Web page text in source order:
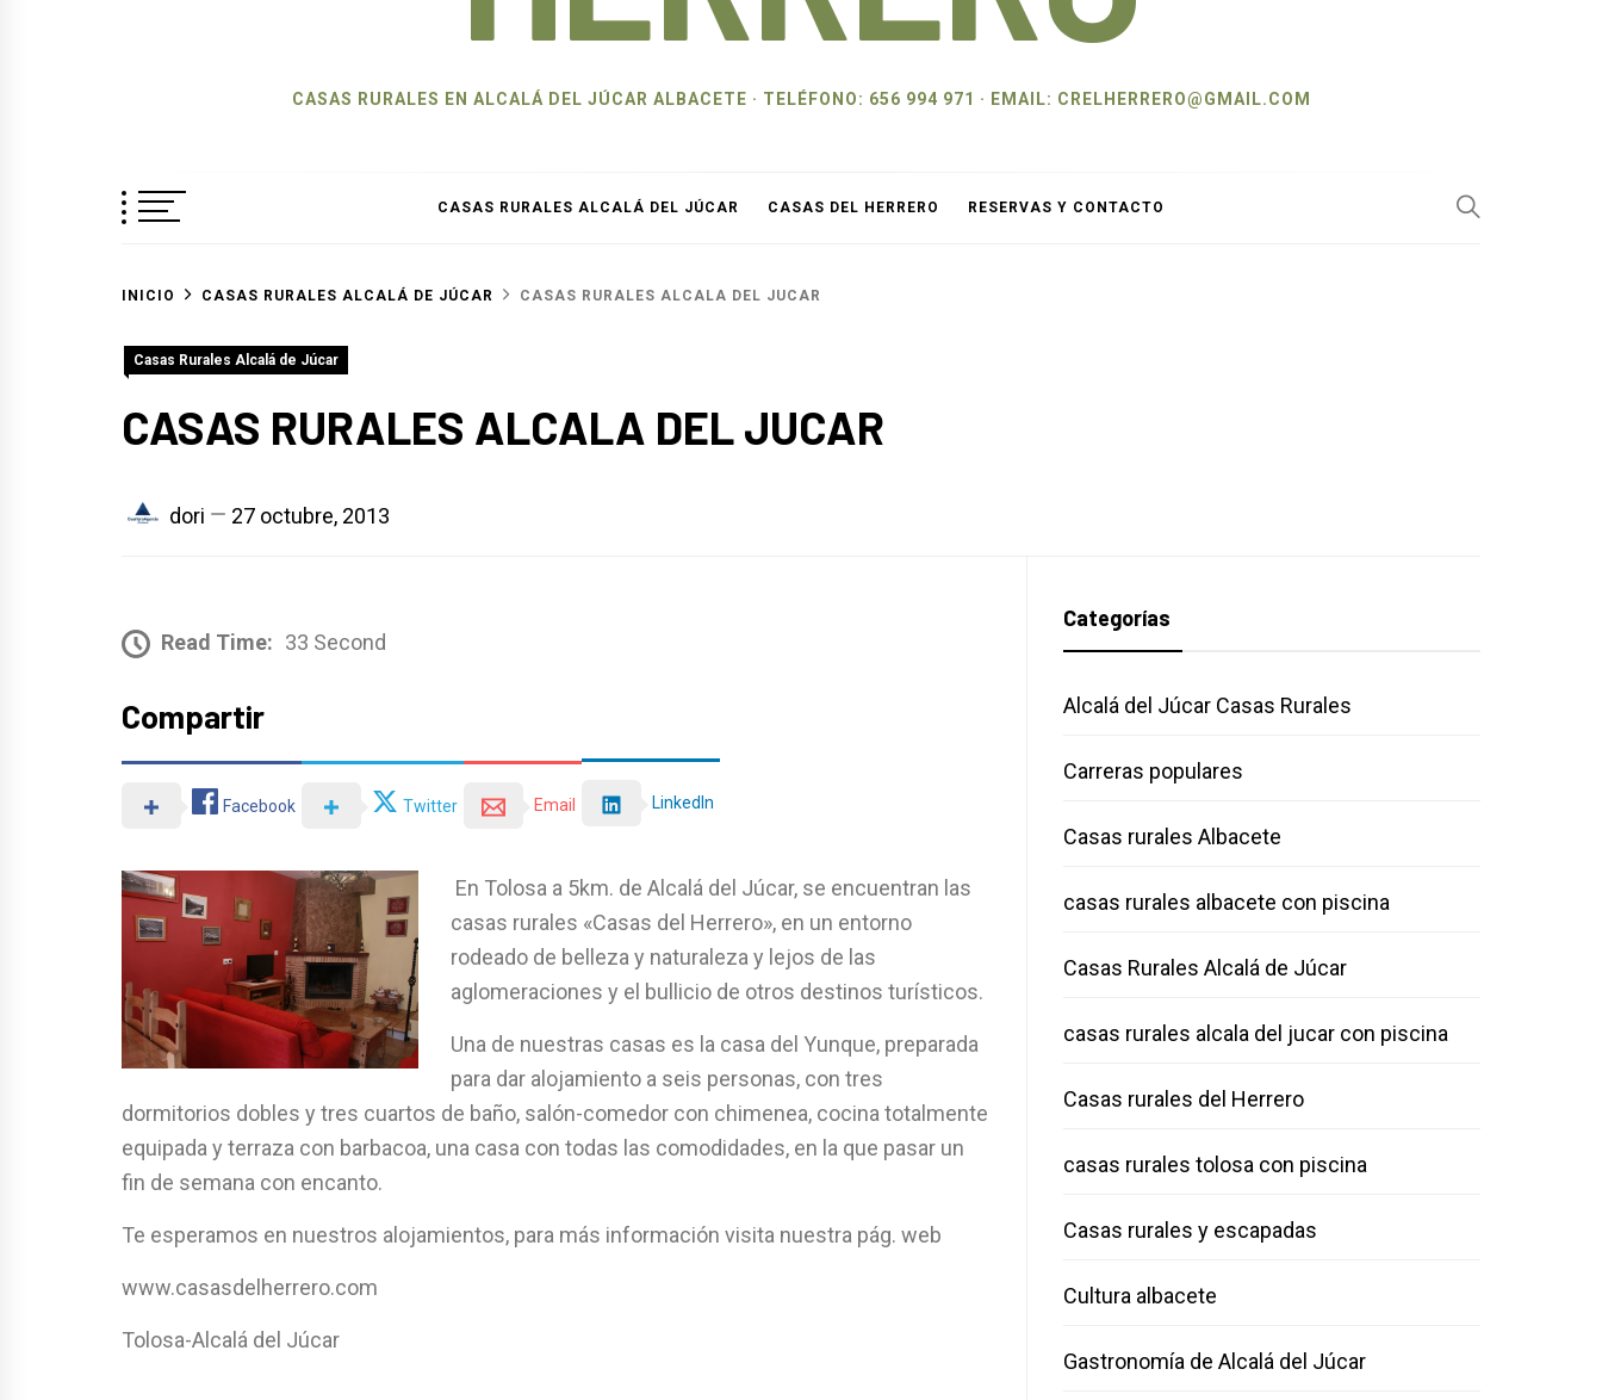
CASAS RURALES EN ALCALÁ DEL JÚCAR ALBACETE · TELÉFONO: 656 994 971 · EMAIL: CRELHERRERO@GMAIL.COM
CASAS RURALES ALCALÁ DEL JÚCAR CASAS DEL HERRERO RESERVAS Y CONTACTO
INICIO CASAS RURALES ALCALÁ DE JÚCAR CASAS RURALES ALCALA DEL JUCAR
Casas Rurales Alcalá de Júcar
CASAS RURALES ALCALA DEL JUCAR
dori 27 octubre, 2013
Read Time: 33 Second
Compartir
Facebook Twitter Email LinkedIn
En Tolosa a 5km. de Alcalá del Júcar, se encuentran las
casas rurales «Casas del Herrero», en un entorno
rodeado de belleza y naturaleza y lejos de las
aglomeraciones y el bullicio de otros destinos turísticos.
Una de nuestras casas es la casa del Yunque, preparada
para dar alojamiento a seis personas, con tres
dormitorios dobles y tres cuartos de baño, salón-comedor con chimenea, cocina totalmente
equipada y terraza con barbacoa, una casa con todas las comodidades, en la que pasar un
fin de semana con encanto.
Te esperamos en nuestros alojamientos, para más información visita nuestra pág. web
www.casasdelherrero.com
Tolosa-Alcalá del Júcar
Categorías
Alcalá del Júcar Casas Rurales
Carreras populares
Casas rurales Albacete
casas rurales albacete con piscina
Casas Rurales Alcalá de Júcar
casas rurales alcala del jucar con piscina
Casas rurales del Herrero
casas rurales tolosa con piscina
Casas rurales y escapadas
Cultura albacete
Gastronomía de Alcalá del Júcar